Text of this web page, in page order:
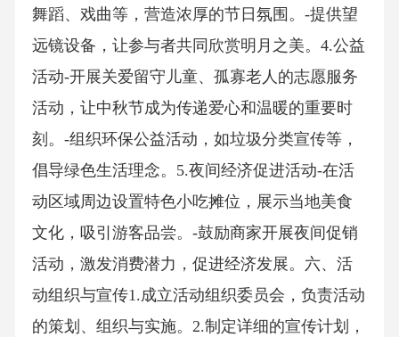
舞蹈、戏曲等，营造浓厚的节日氛围。-提供望
远镜设备，让参与者共同欣赏明月之美。4.公益
活动-开展关爱留守儿童、孤寡老人的志愿服务
活动，让中秋节成为传递爱心和温暖的重要时
刻。-组织环保公益活动，如垃圾分类宣传等，
倡导绿色生活理念。5.夜间经济促进活动-在活
动区域周边设置特色小吃摊位，展示当地美食
文化，吸引游客品尝。-鼓励商家开展夜间促销
活动，激发消费潜力，促进经济发展。六、活
动组织与宣传1.成立活动组织委员会，负责活动
的策划、组织与实施。2.制定详细的宣传计划，